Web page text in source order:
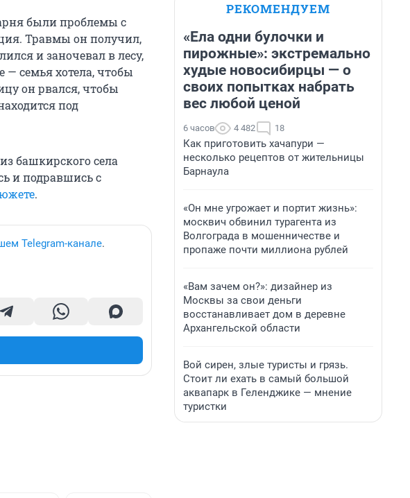
были проблемы с
Травмы он получил,
и заночевал в лесу,
— семья хотела, чтобы
он рвался, чтобы
под
башкирского села
и подравшись с
.
Telegram-канале.
РЕКОМЕНДУЕМ
«Ела одни булочки и
пирожные»: экстремально
худые новосибирцы — о
своих попытках набрать
вес любой ценой
6 часов 4 482 18
Как приготовить хачапури —
несколько рецептов от жительницы
Барнаула
«Он мне угрожает и портит жизнь»:
москвич обвинил турагента из
Волгограда в мошенничестве и
пропаже почти миллиона рублей
«Вам зачем он?»: дизайнер из
Москвы за свои деньги
восстанавливает дом в деревне
Архангельской области
Вой сирен, злые туристы и грязь.
Стоит ли ехать в самый большой
аквапарк в Геленджике — мнение
туристки